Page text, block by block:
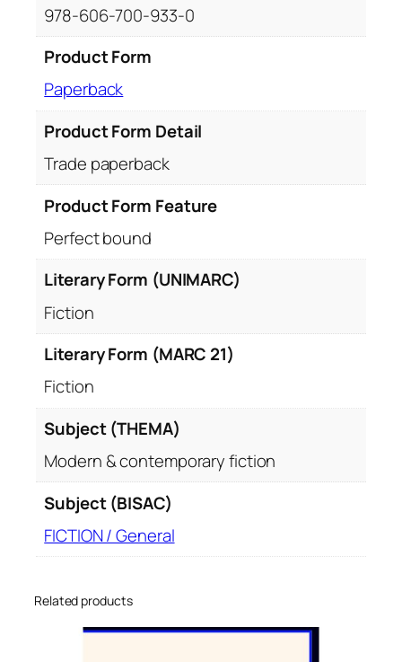
978-606-700-933-0
Product Form
Paperback
Product Form Detail
Trade paperback
Product Form Feature
Perfect bound
Literary Form (UNIMARC)
Fiction
Literary Form (MARC 21)
Fiction
Subject (THEMA)
Modern & contemporary fiction
Subject (BISAC)
FICTION / General
Related products